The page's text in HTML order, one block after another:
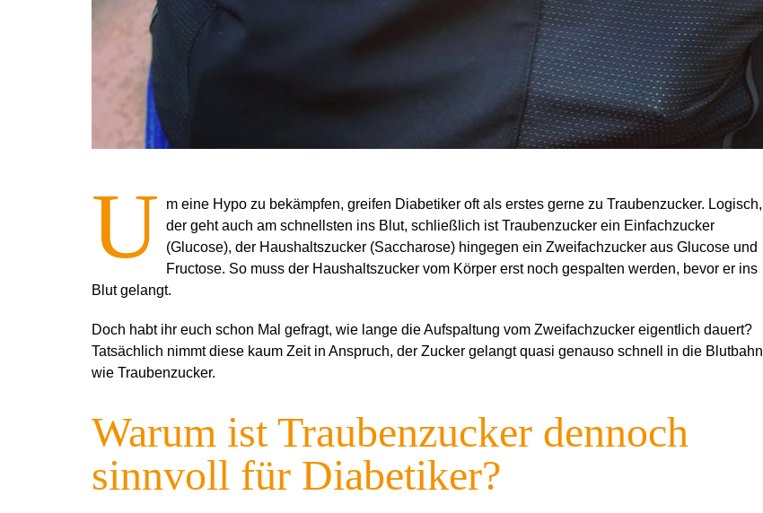
U
m eine Hypo zu bekämpfen, greifen Diabetiker oft als erstes gerne zu Traubenzucker. Logisch,
der geht auch am schnellsten ins Blut, schließlich ist Traubenzucker ein Einfachzucker
(Glucose), der Haushaltszucker (Saccharose) hingegen ein Zweifachzucker aus Glucose und
Fructose. So muss der Haushaltszucker vom Körper erst noch gespalten werden, bevor er ins
Blut gelangt.
Doch habt ihr euch schon Mal gefragt, wie lange die Aufspaltung vom Zweifachzucker eigentlich dauert?
Tatsächlich nimmt diese kaum Zeit in Anspruch, der Zucker gelangt quasi genauso schnell in die Blutbahn
wie Traubenzucker.
Warum ist Traubenzucker dennoch
sinnvoll für Diabetiker?